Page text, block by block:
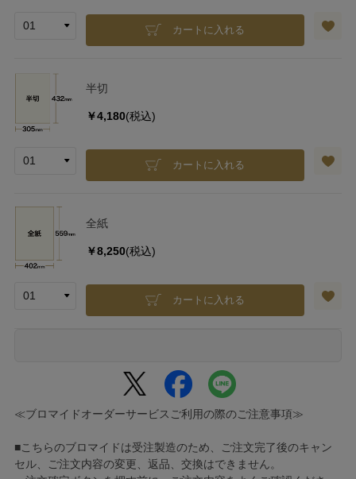
カートに入れる
半切
￥4,180(税込)
カートに入れる
全紙
￥8,250(税込)
カートに入れる
≪ブロマイドオーダーサービスご利用の際のご注意事項≫
■こちらのブロマイドは受注製造のため、ご注文完了後のキャン
セル、ご注文内容の変更、返品、交換はできません。